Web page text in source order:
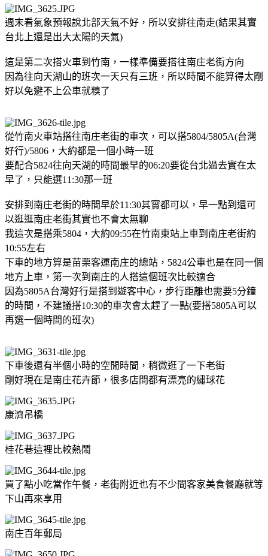
週末看氣象預報說北部天氣不好，所以安排往南走(結果其實
台北上還是出大太陽的天氣)
這是第二次搭火車到竹南，一樣準備要搭往南庄老街方向
因為往向天湖山的班次一天只有三班，所以時間不能算得太剛
好以免避不上公車就糗了
從竹南火車站搭往南庄老街的車次，可以搭5804/5805A(台灣
好行)/5806，大約都是一個小時一班
要配合5824往向天湖的時間最早的06:20要從台北過去實在太
早了，只能選11:30那一班
安排到南庄老街的時間早於11:30其實都可以，早一點到還可
以逛逛南庄老街其實也不會太無聊
我這次是搭乘5804，大約09:55在竹南東站上車到南庄老街約
10:55左右
下車的地方算是苗栗客運南庄的總站，5824公車也是在同一個
地方上車，第一次到南庄的人搭這個班次比較適合
因為5805A台灣好行是搭到遊客中心，步行距離也需要5分鐘
的時間，不建議搭10:30的車次會太趕了一點(要搭5805A可以
再選一個時間的班次)
下車後還有半個小時的空閒時間，稍微逛了一下老街
剛好現在是南庄花卉節，很多店間都有漂亮的繡球花
康濟吊橋
桂花巷這裡比較熱鬧
買了點小吃當作午餐，老街附近也有不少間客家美食餐廳就等
下山再來享用
南庄百年郵局